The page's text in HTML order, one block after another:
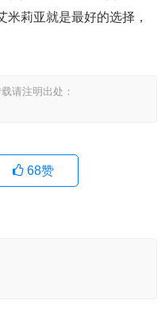
米莉亚就是最好的选择，
请注明出处：
68赞